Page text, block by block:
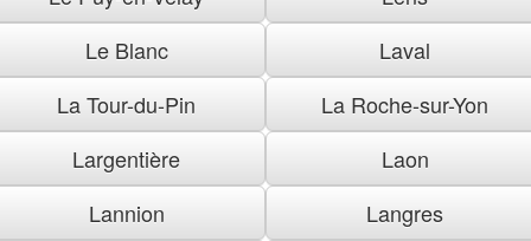
Le Blanc
Laval
La Tour-du-Pin
La Roche-sur-Yon
Largentière
Laon
Lannion
Langres